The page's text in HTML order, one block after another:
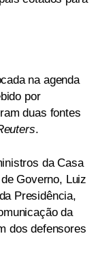
na agenda
por
duas fontes
.
da Casa
Governo, Luiz
Presidência,
da
dos defensores